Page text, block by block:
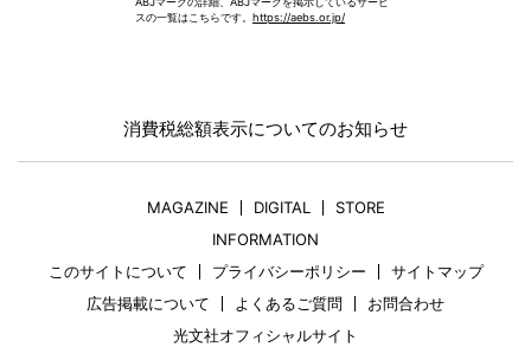
スの一覧はこちらです。 https://aebs.or.jp/
消費税総額表示についてのお知らせ
MAGAZINE DIGITAL
STORE
INFORMATION
このサイトについて
プライバシーポリシー
サイトマップ
広告掲載について
よくあるご質問
お問合わせ
光文社オフィシャルサイト